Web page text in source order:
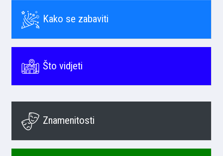
Kako se zabaviti
Što vidjeti
Znamenitosti